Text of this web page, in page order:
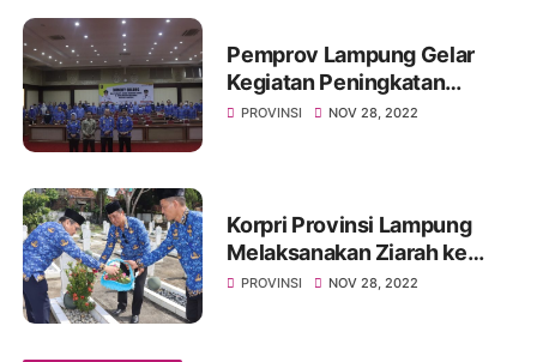
Pemprov Lampung Gelar
Kegiatan Peningkatan
Capacity Building
PROVINSI NOV 28, 2022
Korpri Provinsi Lampung
Melaksanakan Ziarah ke
Taman Makam Pahlawan
PROVINSI NOV 28, 2022